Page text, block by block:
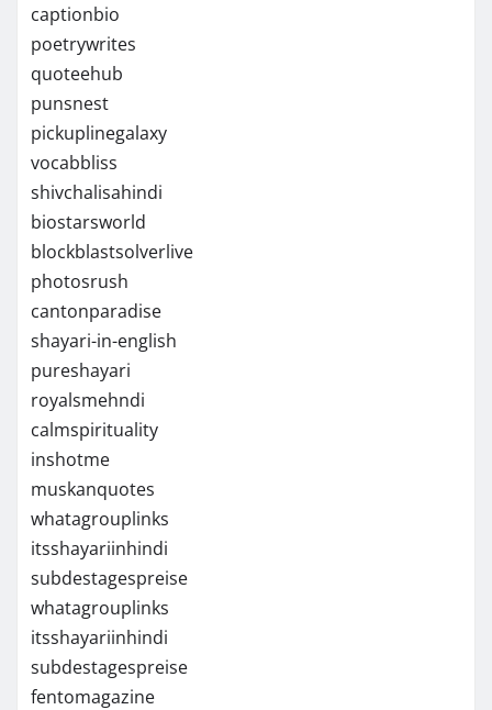
captionbio
poetrywrites
quoteehub
punsnest
pickuplinegalaxy
vocabbliss
shivchalisahindi
biostarsworld
blockblastsolverlive
photosrush
cantonparadise
shayari-in-english
pureshayari
royalsmehndi
calmspirituality
inshotme
muskanquotes
whatagrouplinks
itsshayariinhindi
subdestagespreise
whatagrouplinks
itsshayariinhindi
subdestagespreise
fentomagazine